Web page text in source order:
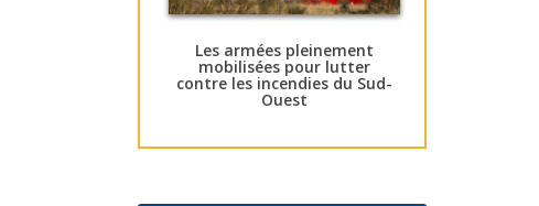
Les armées pleinement
mobilisées pour lutter
contre les incendies du Sud-
Ouest